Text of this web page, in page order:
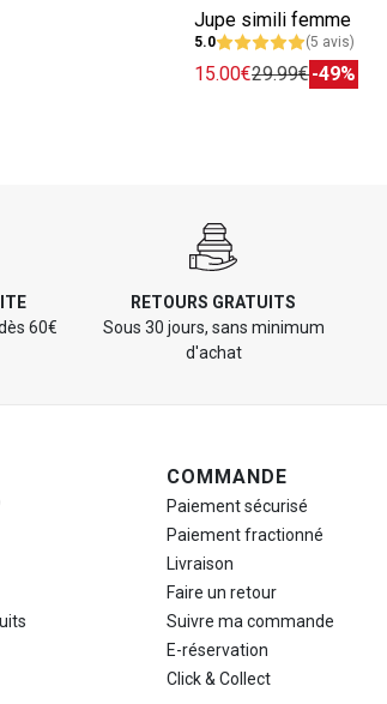
Jupe simili femme
5.0 (5 avis)
15.00€29.99€-49%
60€
RETOURS GRATUITS
Sous 30 jours, sans minimum
d'achat
page COMMANDE
Paiement sécurisé
Paiement fractionné
Livraison
Faire un retour
Suivre ma commande
E-réservation
Click & Collect